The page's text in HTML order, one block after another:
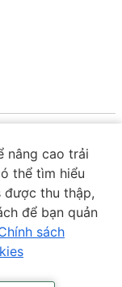
nâng cao trải
thể tìm hiểu
thu thập,
để bạn quản
sách
Số Việt Nam
- Tương Mai